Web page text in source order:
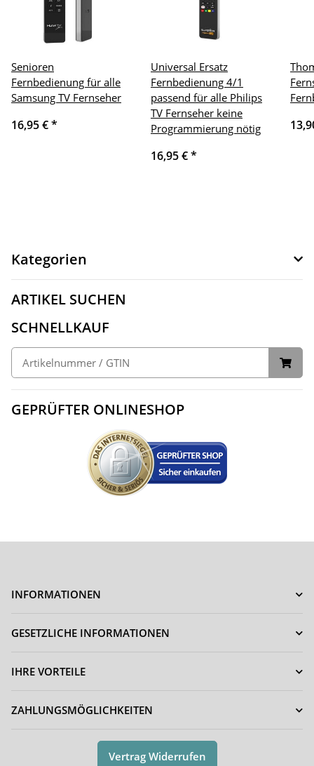
Senioren
Fernbedienung für alle
Samsung TV Fernseher
16,95 €*
Universal Ersatz
Fernbedienung 4/1
passend für alle Philips
TV Fernseher keine
Programmierung nötig
16,95 €*
Kategorien
ARTIKEL SUCHEN
SCHNELLKAUF
GEPRÜFTER ONLINESHOP
INFORMATIONEN
GESETZLICHE INFORMATIONEN
IHRE VORTEILE
ZAHLUNGSMÖGLICHKEITEN
Vertrag Widerrufen